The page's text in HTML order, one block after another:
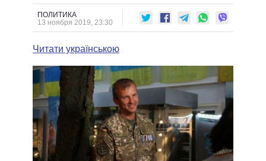
ОБЗОРЫ
ДАЙДЖЕСТЫ
ПРЕЗИДЕНТ И ОФИС
ВЕРХОВНАЯ РАДА
МЭРЫ
ВСЕ ПЕРСОНЫ
ВИДЕО
СРАВНЕНИЕ ПОЛИТИКОВ
ПОЛИТИКА
13 ноября 2019, 23:30
Читати українською